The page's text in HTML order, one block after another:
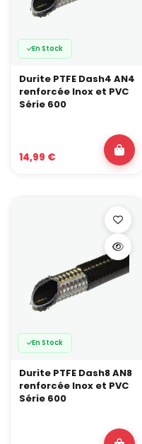
En Stock
Durite PTFE Dash4 AN4
renforcée Inox et PVC
Série 600
14,99 €
En Stock
Durite PTFE Dash8 AN8
renforcée Inox et PVC
Série 600